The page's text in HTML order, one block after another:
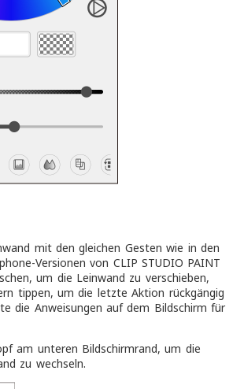
mit den gleichen Gesten wie in den
Versionen von CLIP STUDIO PAINT
um die Leinwand zu verschieben,
tippen, um die letzte Aktion rückgängig
die Anweisungen auf dem Bildschirm für
am unteren Bildschirmrand, um die
zu wechseln.